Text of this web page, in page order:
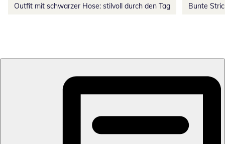
Outfit mit schwarzer Hose: stilvoll durch den Tag Bunte